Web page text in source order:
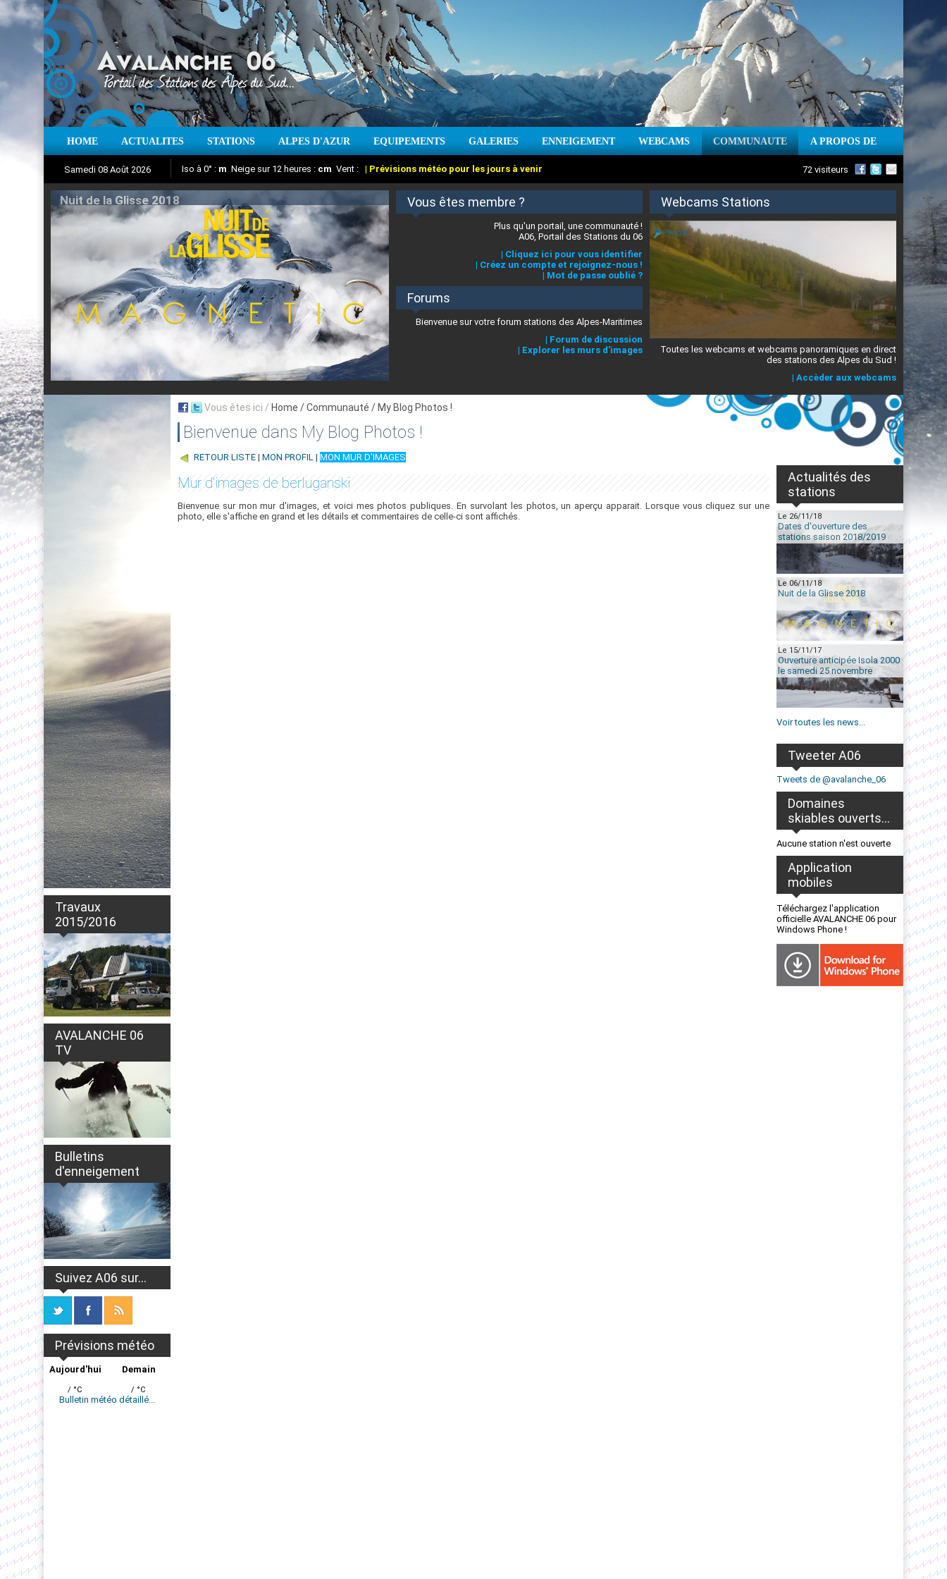
HOME ACTUALITES STATIONS ALPES D'AZUR EQUIPEMENTS GALERIES ENNEIGEMENT WEBCAMS COMMUNAUTE A PROPOS DE
Samedi 08 Août 2026
Aujourd'hui : T° Min : °C T° Max :°C Prévisions météo pour les jours à venir
Iso à 0° : m Neige sur 12 heures : cm Vent : | Prévisions météo pour les jours à venir
Suivez en direct l'actualité des stations des Alpes-Maritimes
72 visiteurs
Nuit de la Glisse 2018 Vous êtes membre ?
Plus qu'un portail, une communauté !
A06, Portail des Stations du 06
| Cliquez ici pour vous identifier
| Créez un compte et rejoignez-nous !
| Mot de passe oublié ?
Forums
Bienvenue sur votre forum stations des Alpes-Maritimes
| Forum de discussion
| Explorer les murs d'images
Webcams Stations
Toutes les webcams et webcams panoramiques en direct
des stations des Alpes du Sud !
| Accèder aux webcams
Travaux
2015/2016
AVALANCHE 06
TV
Bulletins
d'enneigement
Suivez A06 sur...
Prévisions météo
Aujourd'hui
/ °C
Demain
/ °C
Bulletin météo détaillé...
Vous êtes ici / Home / Communauté / My Blog Photos !
Bienvenue dans My Blog Photos !
RETOUR LISTE | MON PROFIL | MON MUR D'IMAGES
Mur d'images de berluganski
Bienvenue sur mon mur d'images, et voici mes photos publiques. En survolant les photos, un aperçu apparait. Lorsque vous cliquez sur une
photo, elle s'affiche en grand et les détails et commentaires de celle-ci sont affichés.
Actualités des
stations
Le 26/11/18
Dates d'ouverture des
stations saison 2018/2019
Le 06/11/18
Nuit de la Glisse 2018
Le 15/11/17
Ouverture anticipée Isola 2000
le samedi 25 novembre
Voir toutes les news...
Tweeter A06
Tweets de @avalanche_06
Domaines
skiables ouverts...
Aucune station n'est ouverte
Application
mobiles
Téléchargez l'application
officielle AVALANCHE 06 pour
Windows Phone !